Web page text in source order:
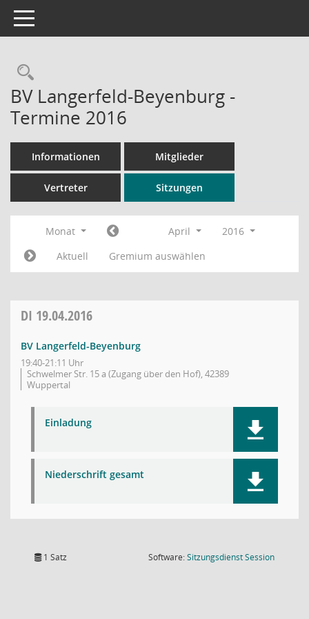
Toggle navigation
Rechercheauswahl
BV Langerfeld-Beyenburg -
Termine 2016
Informationen Mitglieder
Vertreter Sitzungen
Monat April
2016
Aktuell
Gremium auswählen
DI 19.04.2016
BV Langerfeld-Beyenburg
19:40-21:11 Uhr
Schwelmer Str. 15 a (Zugang über den Hof), 42389
Wuppertal
Einladung
Niederschrift gesamt
1 Satz Software:SitzungsdienstSession(Wird in